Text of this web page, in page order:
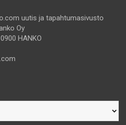
uutis ja tapahtumasivusto
Oy
HANKO